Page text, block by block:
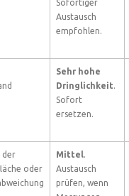
Sofortiger
Austausch
empfohlen.
Sehr hohe
Dringlichkeit.
Sofort
ersetzen.
der
oder
Mittel.
Austausch
prüfen, wenn